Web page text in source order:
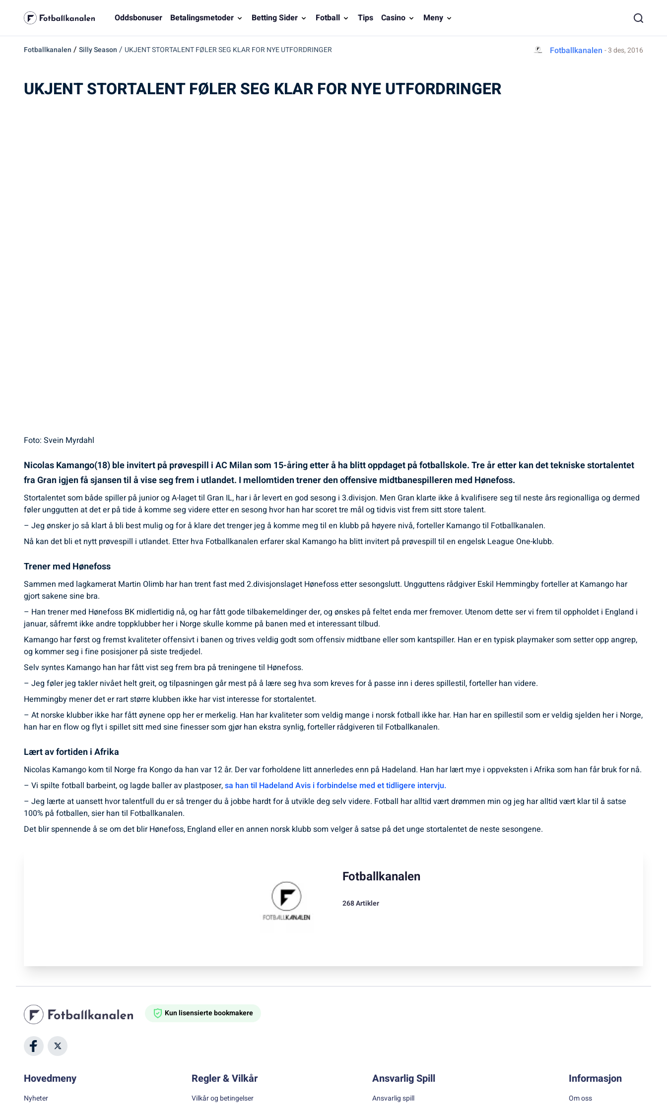
Oddsbonuser Betalingsmetoder Betting Sider Fotball Tips Casino Meny
Fotballkanalen / Silly Season / UKJENT STORTALENT FØLER SEG KLAR FOR NYE UTFORDRINGER Fotballkanalen - 3 des, 2016
UKJENT STORTALENT FØLER SEG KLAR FOR NYE UTFORDRINGER
Foto: Svein Myrdahl
Nicolas Kamango(18) ble invitert på prøvespill i AC Milan som 15-åring etter å ha blitt oppdaget på fotballskole. Tre år etter kan det tekniske stortalentet
fra Gran igjen få sjansen til å vise seg frem i utlandet. I mellomtiden trener den offensive midtbanespilleren med Hønefoss.
Stortalentet som både spiller på junior og A-laget til Gran IL, har i år levert en god sesong i 3.divisjon. Men Gran klarte ikke å kvalifisere seg til neste års regionalliga og dermed
føler unggutten at det er på tide å komme seg videre etter en sesong hvor han har scoret tre mål og tidvis vist frem sitt store talent.
– Jeg ønsker jo så klart å bli best mulig og for å klare det trenger jeg å komme meg til en klubb på høyere nivå, forteller Kamango til Fotballkanalen.
Nå kan det bli et nytt prøvespill i utlandet. Etter hva Fotballkanalen erfarer skal Kamango ha blitt invitert på prøvespill til en engelsk League One-klubb.
Trener med Hønefoss
Sammen med lagkamerat Martin Olimb har han trent fast med 2.divisjonslaget Hønefoss etter sesongslutt. Ungguttens rådgiver Eskil Hemmingby forteller at Kamango har
gjort sakene sine bra.
– Han trener med Hønefoss BK midlertidig nå, og har fått gode tilbakemeldinger der, og ønskes på feltet enda mer fremover. Utenom dette ser vi frem til oppholdet i England i
januar, såfremt ikke andre toppklubber her i Norge skulle komme på banen med et interessant tilbud.
Kamango har først og fremst kvaliteter offensivt i banen og trives veldig godt som offensiv midtbane eller som kantspiller. Han er en typisk playmaker som setter opp angrep,
og kommer seg i fine posisjoner på siste tredjedel.
Selv syntes Kamango han har fått vist seg frem bra på treningene til Hønefoss.
– Jeg føler jeg takler nivået helt greit, og tilpasningen går mest på å lære seg hva som kreves for å passe inn i deres spillestil, forteller han videre.
Hemmingby mener det er rart større klubben ikke har vist interesse for stortalentet.
– At norske klubber ikke har fått øynene opp her er merkelig. Han har kvaliteter som veldig mange i norsk fotball ikke har. Han har en spillestil som er veldig sjelden her i Norge,
han har en flow og flyt i spillet sitt med sine finesser som gjør han ekstra synlig, forteller rådgiveren til Fotballkanalen.
Lært av fortiden i Afrika
Nicolas Kamango kom til Norge fra Kongo da han var 12 år. Der var forholdene litt annerledes enn på Hadeland. Han har lært mye i oppveksten i Afrika som han får bruk for nå.
– Vi spilte fotball barbeint, og lagde baller av plastposer,sa han til Hadeland Avis i forbindelse med et tidligere intervju.
– Jeg lærte at uansett hvor talentfull du er så trenger du å jobbe hardt for å utvikle deg selv videre. Fotball har alltid vært drømmen min og jeg har alltid vært klar til å satse
100% på fotballen, sier han til Fotballkanalen.
Det blir spennende å se om det blir Hønefoss, England eller en annen norsk klubb som velger å satse på det unge stortalentet de neste sesongene.
Fotballkanalen
268 Artikler
Kun lisensierte bookmakere
Hovedmeny
Nyheter
Regler & Vilkår
Vilkår og betingelser
Ansvarlig Spill
Ansvarlig spill
Informasjon
Om oss